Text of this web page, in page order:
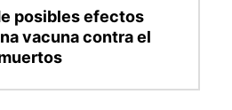
posibles efectos
vacuna contra el